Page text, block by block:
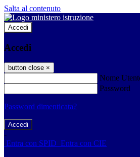
Salta al contenuto
Accedi
Accedi
button close ×
Nome
Password
Password dimenticata?
-
Entra con SPID Entra con CIE